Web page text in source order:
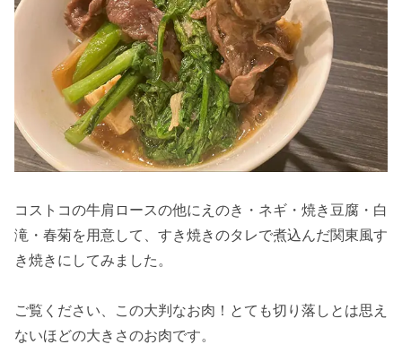
コストコの牛肩ロースの他にえのき・ネギ・焼き豆腐・白
滝・春菊を用意して、すき焼きのタレで煮込んだ関東風す
き焼きにしてみました。
ご覧ください、この大判なお肉！とても切り落しとは思え
ないほどの大きさのお肉です。